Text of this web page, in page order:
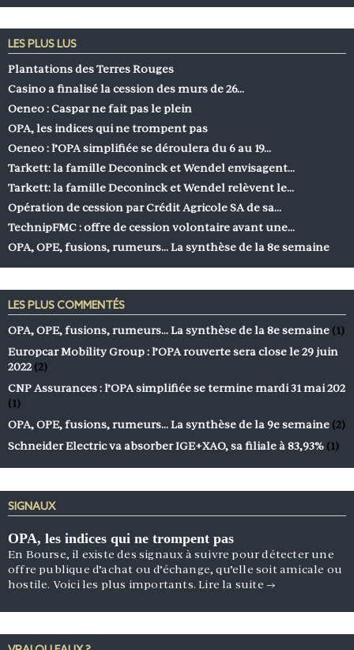
LES PLUS LUS
Plantations des Terres Rouges
Casino a finalisé la cession des murs de 26…
Oeneo : Caspar ne fait pas le plein
OPA, les indices qui ne trompent pas
Oeneo : l’OPA simplifiée se déroulera du 6 au 19…
Tarkett: la famille Deconinck et Wendel envisagent…
Tarkett: la famille Deconinck et Wendel relèvent le…
Opération de cession par Crédit Agricole SA de sa…
TechnipFMC : offre de cession volontaire avant une…
OPA, OPE, fusions, rumeurs… La synthèse de la 8e semaine
LES PLUS COMMENTÉS
OPA, OPE, fusions, rumeurs… La synthèse de la 8e semaine (1)
Europcar Mobility Group : l’OPA rouverte sera close le 29 juin
2022 (2)
CNP Assurances : l’OPA simplifiée se termine mardi 31 mai 202
(1)
OPA, OPE, fusions, rumeurs… La synthèse de la 9e semaine (2)
Schneider Electric va absorber IGE+XAO, sa filiale à 83,93% (1)
SIGNAUX
OPA, les indices qui ne trompent pas
En Bourse, il existe des signaux à suivre pour détecter une
offre publique d’achat ou d’échange, qu’elle soit amicale ou
hostile. Voici les plus importants.Lire la suite →